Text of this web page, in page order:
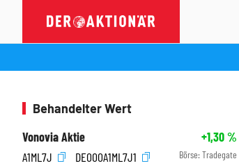
Behandelter Wert
Vonovia Aktie
+1,30%
A1ML7J
DE000A1ML7J1 Börse: Tradegate